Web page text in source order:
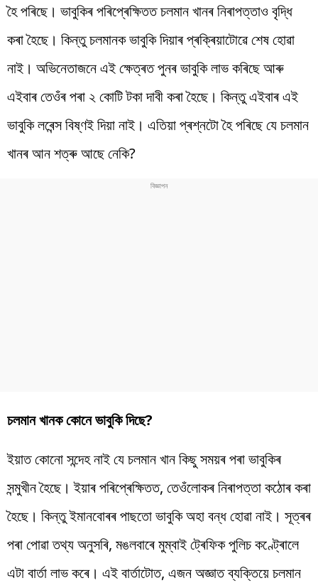
হৈ পৰিছে। ভাবুকিৰ পৰিপ্ৰেক্ষিতত চলমান খানৰ নিৰাপত্তাও বৃদ্ধি
কৰা হৈছে। কিন্তু চলমানক ভাবুকি দিয়াৰ প্ৰক্ৰিয়াটোৱে শেষ হোৱা
নাই। অভিনেতাজনে এই ক্ষেত্ৰত পুনৰ ভাবুকি লাভ কৰিছে আৰু
এইবাৰ তেওঁৰ পৰা ২ কোটি টকা দাবী কৰা হৈছে। কিন্তু এইবাৰ এই
ভাবুকি লৰেন্স বিষ্ণই দিয়া নাই। এতিয়া প্ৰশ্নটো হৈ পৰিছে যে চলমান
খানৰ আন শত্ৰু আছে নেকি?
চলমান খানক কোনে ভাবুকি দিছে?
ইয়াত কোনো সন্দেহ নাই যে চলমান খান কিছু সময়ৰ পৰা ভাবুকিৰ
সন্মুখীন হৈছে। ইয়াৰ পৰিপ্ৰেক্ষিতত, তেওঁলোকৰ নিৰাপত্তা কঠোৰ কৰা
হৈছে। কিন্তু ইমানবোৰৰ পাছতো ভাবুকি অহা বন্ধ হোৱা নাই। সূত্ৰৰ
পৰা পোৱা তথ্য অনুসৰি, মঙলবাৰে মুম্বাই ট্ৰেফিক পুলিচ কণ্ট্ৰোলে
এটা বাৰ্তা লাভ কৰে। এই বাৰ্তাটোত, এজন অজ্ঞাত ব্যক্তিয়ে চলমান